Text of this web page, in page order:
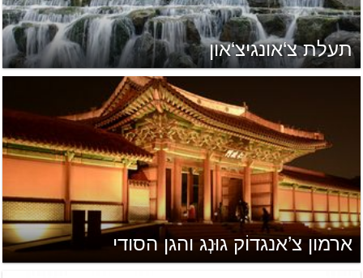
תעלת צ‘אונגיצ‘און
ארמון צ’אנגדוֹק גוּנְג והגן הסודי